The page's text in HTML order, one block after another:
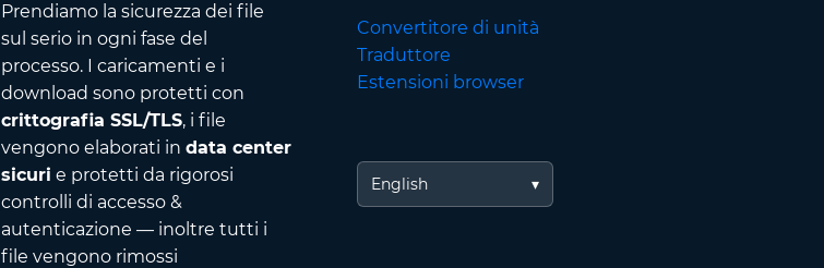
Prendiamo la sicurezza dei file
sul serio in ogni fase del
processo. I caricamenti e i
download sono protetti con
crittografia SSL/TLS, i file
vengono elaborati in data center
sicuri e protetti da rigorosi
controlli di accesso &
autenticazione — inoltre tutti i
file vengono rimossi
Convertitore di unità
Traduttore
Estensioni browser
English